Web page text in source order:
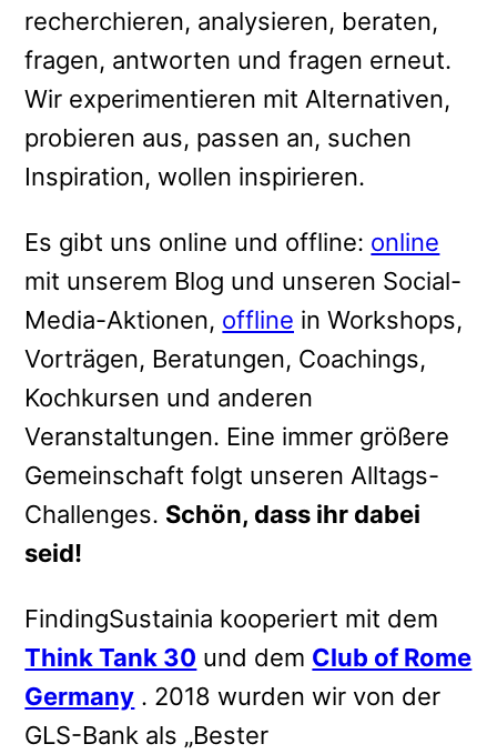
recherchieren, analysieren, beraten,
fragen, antworten und fragen erneut.
Wir experimentieren mit Alternativen,
probieren aus, passen an, suchen
Inspiration, wollen inspirieren.
Es gibt uns online und offline: online
mit unserem Blog und unseren Social-
Media-Aktionen, offline in Workshops,
Vorträgen, Beratungen, Coachings,
Kochkursen und anderen
Veranstaltungen. Eine immer größere
Gemeinschaft folgt unseren Alltags-
Challenges. Schön, dass ihr dabei
seid!
FindingSustainia kooperiert mit dem
Think Tank 30 und dem Club of Rome
Germany . 2018 wurden wir von der
GLS-Bank als „Bester